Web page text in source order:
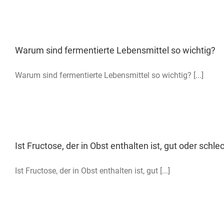
Warum sind fermentierte Lebensmittel so wichtig?
Warum sind fermentierte Lebensmittel so wichtig? [...]
Ist Fructose, der in Obst enthalten ist, gut oder
Ist Fructose, der in Obst enthalten ist, gut [...]